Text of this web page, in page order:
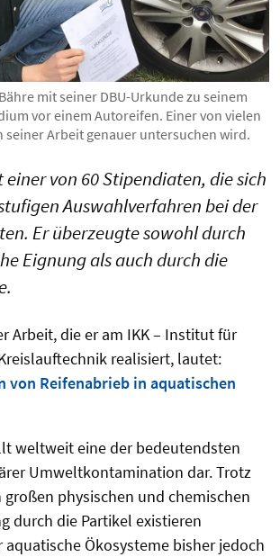
mit seiner DBU-Urkunde zu seinem
vor einem Autoreifen. Einer von vielen
seiner Arbeit genauer untersuchen wird.
einer von 60 Stipendiaten, die sich
Auswahlverfahren bei der
Er überzeugte sowohl durch
Eignung als auch durch die
Arbeit, die er am IKK – Institut für
realisiert, lautet:
von Reifenabrieb in aquatischen
weltweit eine der bedeutendsten
Umweltkontamination dar. Trotz
physischen und chemischen
durch die Partikel existieren
Ökosysteme bisher jedoch